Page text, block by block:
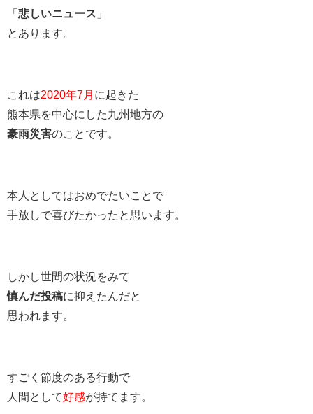
「 悲しいニュース 」
とあります。
これは2020年7月 に起きた
熊本県を中心にした九州地方の
豪雨災害のことです。
本人としてはおめでたいことで
手放しで喜びたかったと思います。
しかし世間の状況をみて
慎んだ投稿に抑えたんだと
思われます。
すごく節度のある行動で
人間として好感が持てます。